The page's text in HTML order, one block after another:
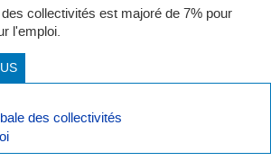
collectivités est majoré de 7% pour
l'emploi.
des collectivités